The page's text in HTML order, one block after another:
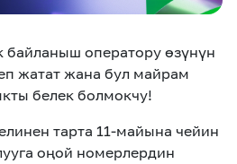
тандоо SIM жеткирүү
картасы
MegaKassa
байланыш оператору өзүнүн
жатат жана бул майрам
белек болмокчу!
тарта 11-майына чейин
оңой номерлердин